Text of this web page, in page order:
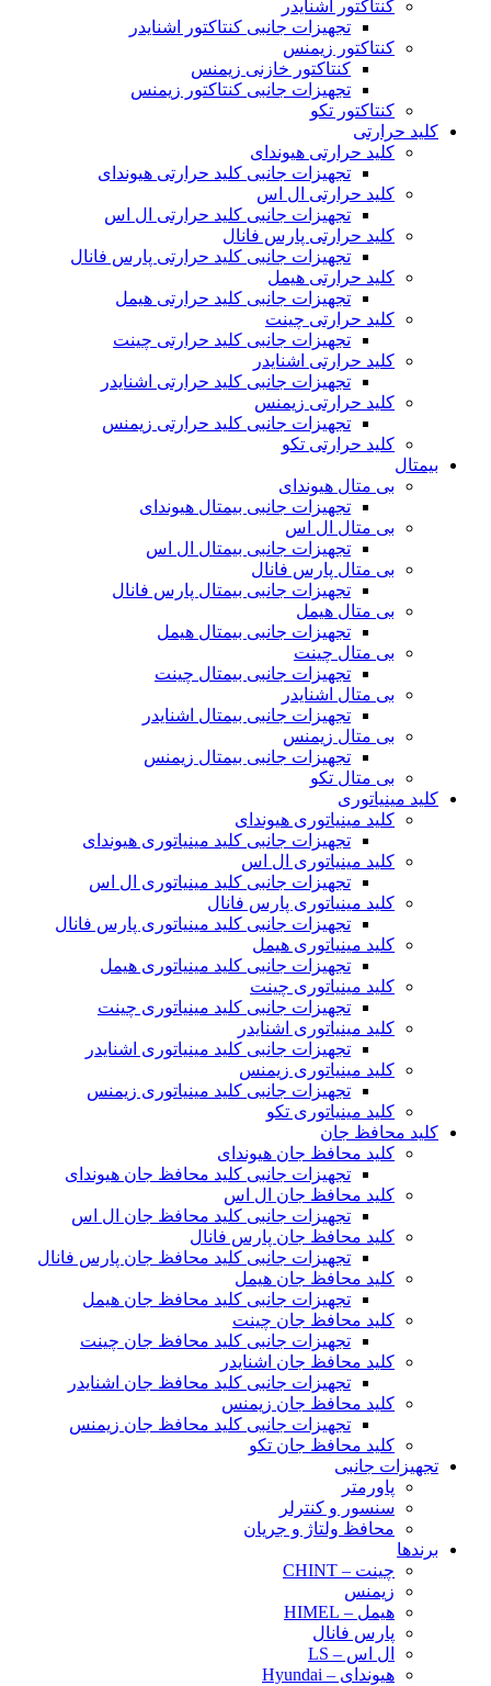
کنتاکتور اشنایدر
تجهیزات جانبی کنتاکتور اشنایدر
کنتاکتور زیمنس
کنتاکتور خازنی زیمنس
تجهیزات جانبی کنتاکتور زیمنس
کنتاکتور تکو
کلید حرارتی
کلید حرارتی هیوندای
تجهیزات جانبی کلید حرارتی هیوندای
کلید حرارتی ال اس
تجهیزات جانبی کلید حرارتی ال اس
کلید حرارتی پارس فانال
تجهیزات جانبی کلید حرارتی پارس فانال
کلید حرارتی هیمل
تجهیزات جانبی کلید حرارتی هیمل
کلید حرارتی چینت
تجهیزات جانبی کلید حرارتی چینت
کلید حرارتی اشنایدر
تجهیزات جانبی کلید حرارتی اشنایدر
کلید حرارتی زیمنس
تجهیزات جانبی کلید حرارتی زیمنس
کلید حرارتی تکو
بیمتال
بی متال هیوندای
تجهیزات جانبی بیمتال هیوندای
بی متال ال اس
تجهیزات جانبی بیمتال ال اس
بی متال پارس فانال
تجهیزات جانبی بیمتال پارس فانال
بی متال هیمل
تجهیزات جانبی بیمتال هیمل
بی متال چینت
تجهیزات جانبی بیمتال چینت
بی متال اشنایدر
تجهیزات جانبی بیمتال اشنایدر
بی متال زیمنس
تجهیزات جانبی بیمتال زیمنس
بی متال تکو
کلید مینیاتوری
کلید مینیاتوری هیوندای
تجهیزات جانبی کلید مینیاتوری هیوندای
کلید مینیاتوری ال اس
تجهیزات جانبی کلید مینیاتوری ال اس
کلید مینیاتوری پارس فانال
تجهیزات جانبی کلید مینیاتوری پارس فانال
کلید مینیاتوری هیمل
تجهیزات جانبی کلید مینیاتوری هیمل
کلید مینیاتوری چینت
تجهیزات جانبی کلید مینیاتوری چینت
کلید مینیاتوری اشنایدر
تجهیزات جانبی کلید مینیاتوری اشنایدر
کلید مینیاتوری زیمنس
تجهیزات جانبی کلید مینیاتوری زیمنس
کلید مینیاتوری تکو
کلید محافظ جان
کلید محافظ جان هیوندای
تجهیزات جانبی کلید محافظ جان هیوندای
کلید محافظ جان ال اس
تجهیزات جانبی کلید محافظ جان ال اس
کلید محافظ جان پارس فانال
تجهیزات جانبی کلید محافظ جان پارس فانال
کلید محافظ جان هیمل
تجهیزات جانبی کلید محافظ جان هیمل
کلید محافظ جان چینت
تجهیزات جانبی کلید محافظ جان چینت
کلید محافظ جان اشنایدر
تجهیزات جانبی کلید محافظ جان اشنایدر
کلید محافظ جان زیمنس
تجهیزات جانبی کلید محافظ جان زیمنس
کلید محافظ جان تکو
تجهیزات جانبی
پاورمتر
سنسور و کنترلر
محافظ ولتاژ و‌ جریان
برندها
چینت – CHINT
زیمنس
هیمل – HIMEL
پارس فانال
ال اس – LS
هیوندای – Hyundai